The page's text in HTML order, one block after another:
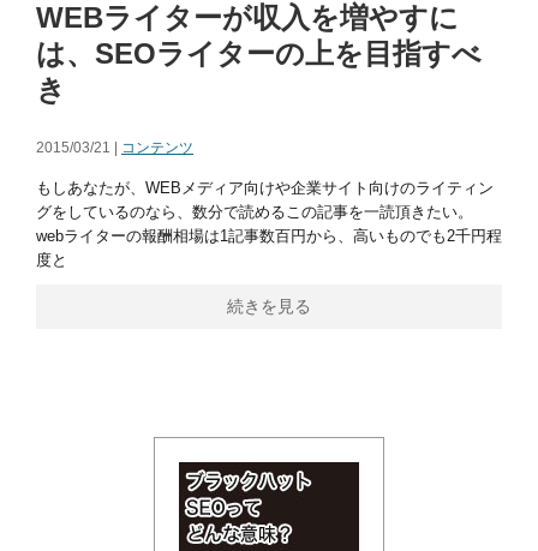
WEBライターが収入を増やすに
は、SEOライターの上を目指すべ
き
2015/03/21 | コンテンツ
もしあなたが、WEBメディア向けや企業サイト向けのライティン
グをしているのなら、数分で読めるこの記事を一読頂きたい。
webライターの報酬相場は1記事数百円から、高いものでも2千円程
度と
続きを見る